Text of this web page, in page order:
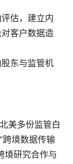
估，建立内
客户数据造
东与监管机
美多份监管白
跨境数据传输
境研究合作与